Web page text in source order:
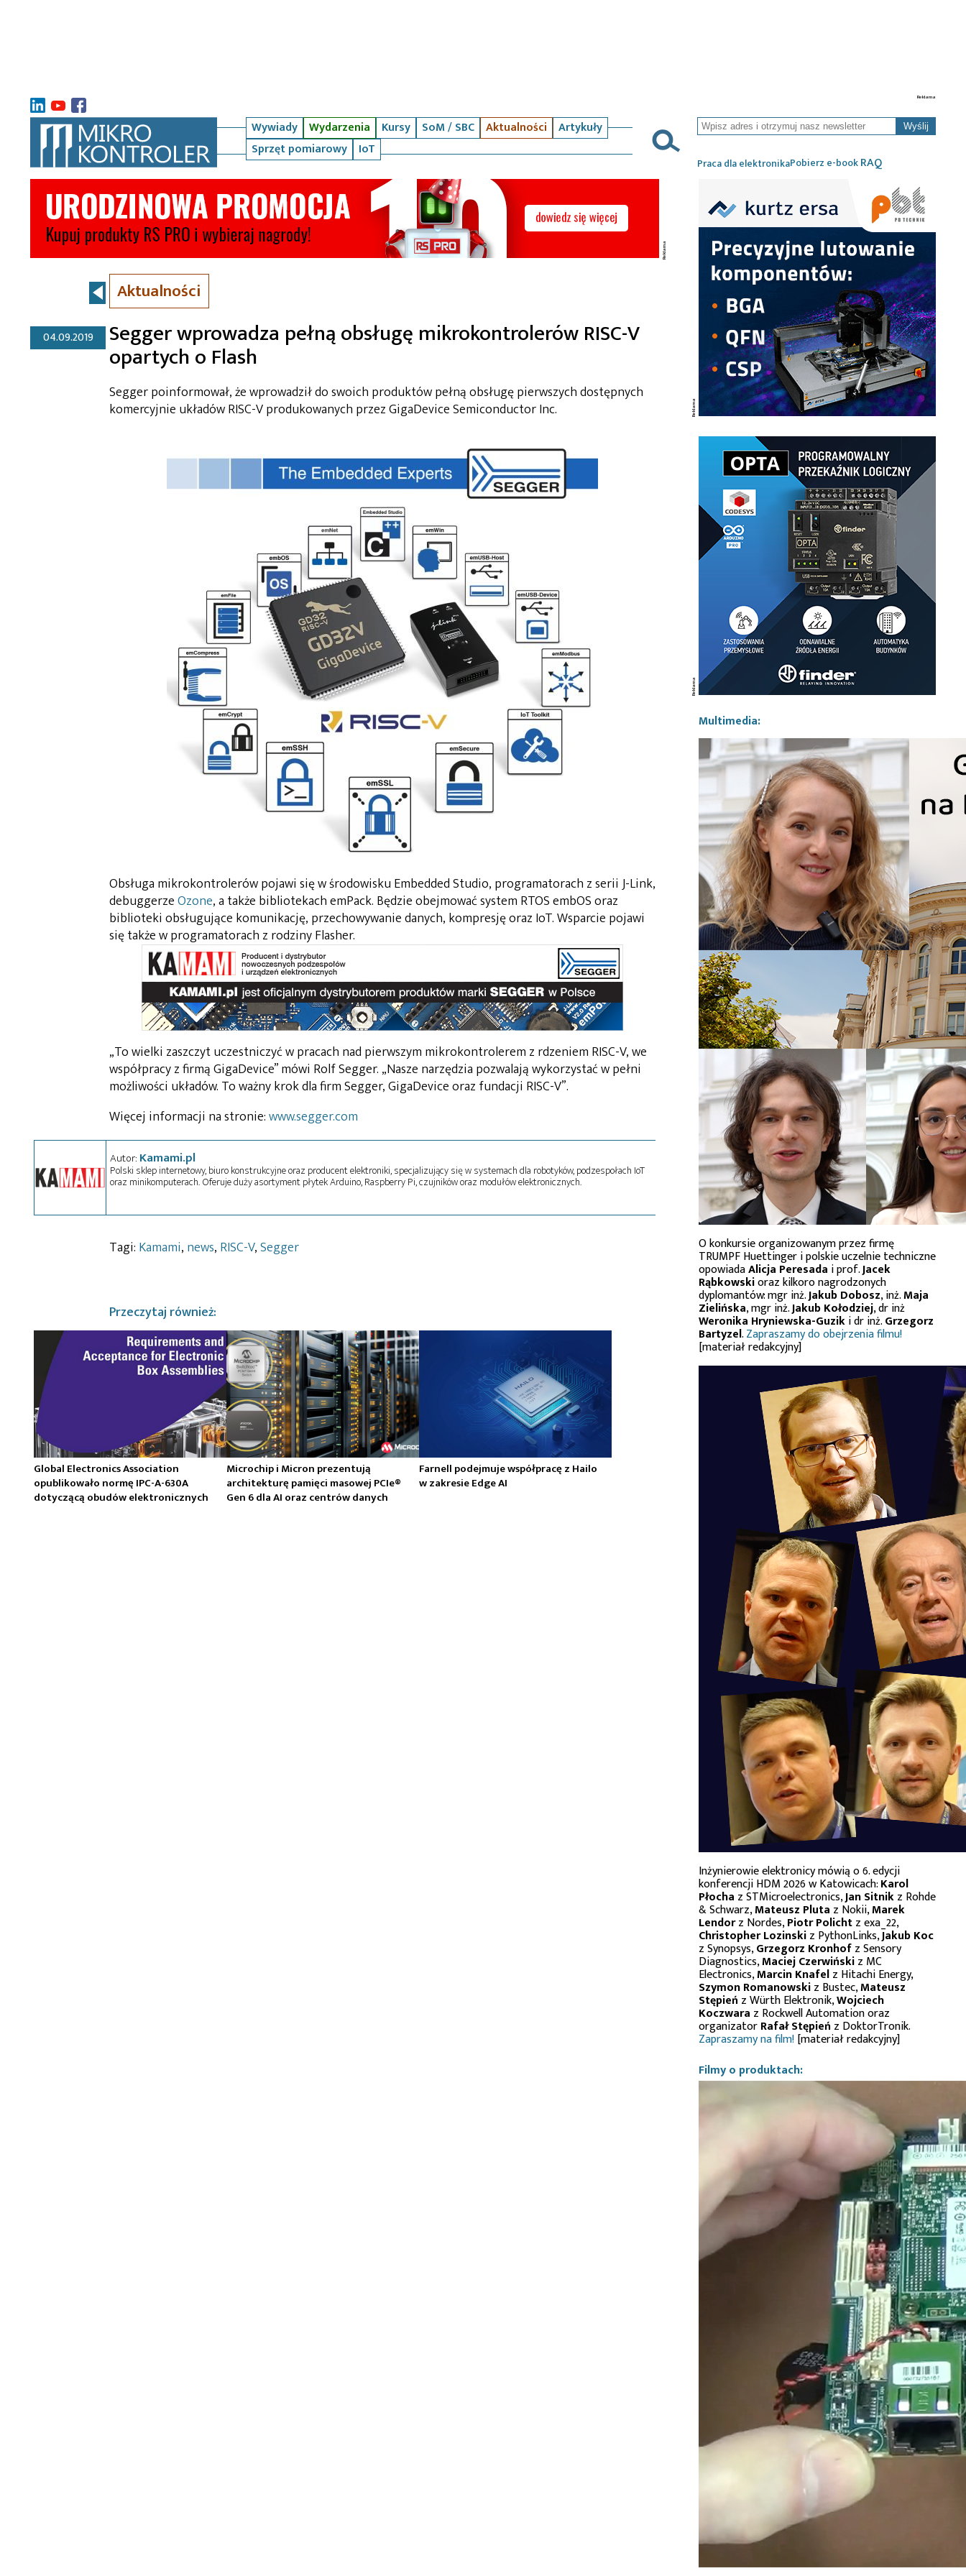
Wywiady Wydarzenia Kursy SoM / SBC Aktualności
Artykuły
Sprzęt pomiarowy
IoT
Wyślij
Praca dla elektronikaPobierz e-bookRAQ
Aktualności
04.09.2019 Segger wprowadza pełną obsługę mikrokontrolerów RISC-V
opartych o Flash
Segger poinformował, że wprowadził do swoich produktów pełną obsługę pierwszych dostępnych
komercyjnie układów RISC-V produkowanych przez GigaDevice Semiconductor Inc.
Obsługa mikrokontrolerów pojawi się w środowisku Embedded Studio, programatorach z serii J-Link,
debuggerzeOzone, a także bibliotekach emPack. Będzie obejmować system RTOS embOS oraz
biblioteki obsługujące komunikację, przechowywanie danych, kompresję oraz IoT. Wsparcie pojawi
się także w programatorach z rodziny Flasher.
„To wielki zaszczyt uczestniczyć w pracach nad pierwszym mikrokontrolerem z rdzeniem RISC-V, we
współpracy z firmą GigaDevice” mówi Rolf Segger. „Nasze narzędzia pozwalają wykorzystać w pełni
możliwości układów. To ważny krok dla firm Segger, GigaDevice oraz fundacji RISC-V”.
Więcej informacji na stronie:www.segger.com
Autor: Kamami.pl
Polski sklep internetowy, biuro konstrukcyjne oraz producent elektroniki, specjalizujący się w systemach dla robotyków, podzespołach IoT
oraz minikomputerach. Oferuje duży asortyment płytek Arduino, Raspberry Pi, czujników oraz modułów elektronicznych.
Tagi: Kamami, news, RISC-V,Segger
Przeczytaj również:
Global Electronics Association
opublikowało normę IPC-A-630A
dotyczącą obudów elektronicznych
Microchip i Micron prezentują
architekturę pamięci masowej PCIe®
Gen 6 dla AI oraz centrów danych
Farnell podejmuje współpracę z Hailo
w zakresie Edge AI
Multimedia:
O konkursie organizowanym przez firmę
TRUMPF Huettinger i polskie uczelnie techniczne
opowiadaAlicja Peresada i prof.Jacek
Rąbkowskioraz kilkoro nagrodzonych
dyplomantów: mgr inż.Jakub Dobosz, inż.Maja
Zielińska, mgr inż.Jakub Kołodziej, dr inż
Weronika Hryniewska-Guziki dr inż.Grzegorz
Bartyzel.Zapraszamy do obejrzenia filmu!
[materiał redakcyjny]
Inżynierowie elektronicy mówią o 6. edycji
konferencji HDM 2026 w Katowicach:Karol
Płocha z STMicroelectronics,Jan Sitnikz Rohde
& Schwarz,Mateusz Pluta z Nokii,Marek
Lendorz Nordes,Piotr Polichtz exa_22,
Christopher Lozinskiz PythonLinks,Jakub Koc
z Synopsys,Grzegorz Kronhofz Sensory
Diagnostics,Maciej Czerwińskiz MC
Electronics,Marcin Knafelz Hitachi Energy,
Szymon Romanowskiz Bustec,Mateusz
Stępień z Würth Elektronik,Wojciech
Koczwara z Rockwell Automation oraz
organizatorRafał Stępień z DoktorTronik.
Zapraszamy na film![materiał redakcyjny]
Filmy o produktach: